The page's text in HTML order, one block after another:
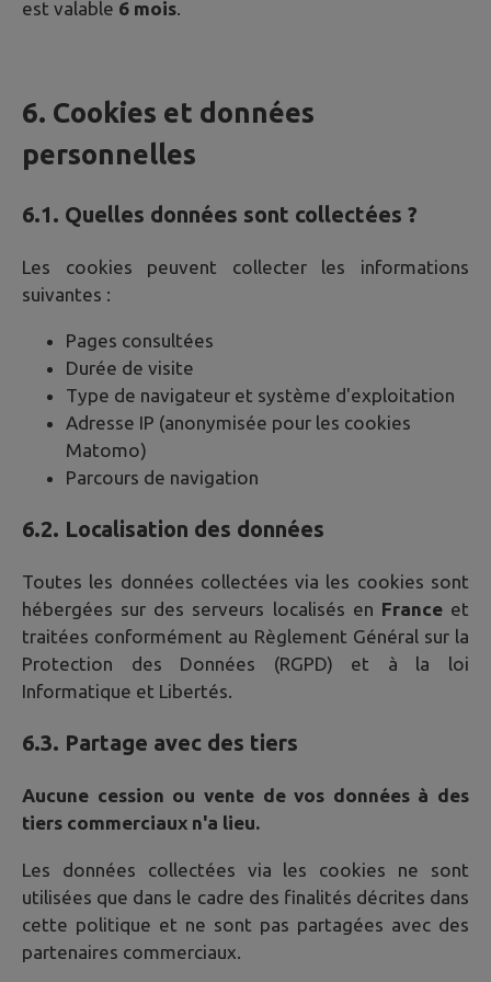
est valable 6 mois.
6. Cookies et données
personnelles
6.1. Quelles données sont collectées ?
Les cookies peuvent collecter les informations
suivantes :
Pages consultées
Durée de visite
Type de navigateur et système d'exploitation
Adresse IP (anonymisée pour les cookies
Matomo)
Parcours de navigation
6.2. Localisation des données
Toutes les données collectées via les cookies sont
hébergées sur des serveurs localisés en Franceet
traitées conformément au Règlement Général sur la
Protection des Données (RGPD) et à la loi
Informatique et Libertés.
6.3. Partage avec des tiers
Aucune cession ou vente de vos données à des
tiers commerciaux n'a lieu.
Les données collectées via les cookies ne sont
utilisées que dans le cadre des finalités décrites dans
cette politique et ne sont pas partagées avec des
partenaires commerciaux.